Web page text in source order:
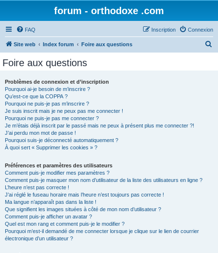
forum - orthodoxe .com
FAQ Connexion
Inscription
Site web Index forum Foire aux questions
Foire aux questions
Problèmes de connexion et d’inscription
Pourquoi ai-je besoin de m’inscrire ?
Qu’est-ce que la COPPA ?
Pourquoi ne puis-je pas m’inscrire ?
Je suis inscrit mais je ne peux pas me connecter !
Pourquoi ne puis-je pas me connecter ?
Je m’étais déjà inscrit par le passé mais ne peux à présent plus me connecter ?!
J’ai perdu mon mot de passe !
Pourquoi suis-je déconnecté automatiquement ?
À quoi sert « Supprimer les cookies » ?
Préférences et paramètres des utilisateurs
Comment puis-je modifier mes paramètres ?
Comment puis-je masquer mon nom d’utilisateur de la liste des utilisateurs en ligne ?
L’heure n’est pas correcte !
J’ai réglé le fuseau horaire mais l’heure n’est toujours pas correcte !
Ma langue n’apparaît pas dans la liste !
Que signifient les images situées à côté de mon nom d’utilisateur ?
Comment puis-je afficher un avatar ?
Quel est mon rang et comment puis-je le modifier ?
Pourquoi m’est-il demandé de me connecter lorsque je clique sur le lien de courrier
électronique d’un utilisateur ?